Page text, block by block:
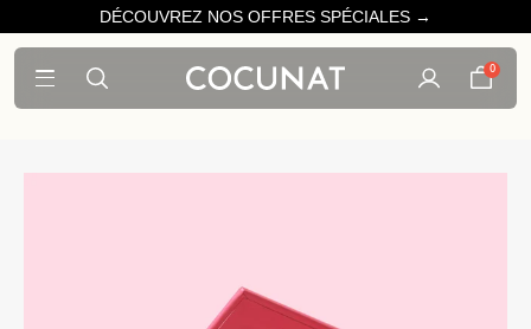
DÉCOUVREZ NOS OFFRES SPÉCIALES →
0